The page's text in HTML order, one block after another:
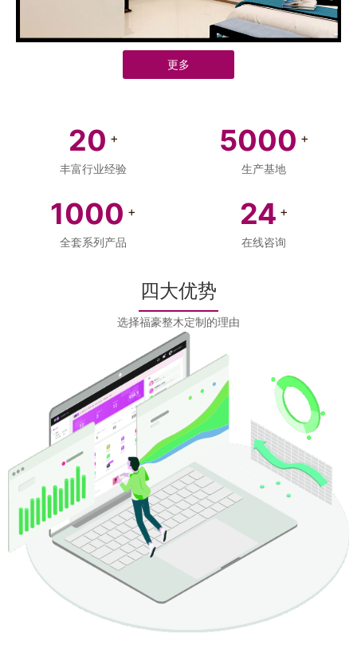
更多
20 +
丰富行业经验
5000 +
生产基地
1000 +
全套系列产品
24 +
在线咨询
四大优势
选择福豪整木定制的理由